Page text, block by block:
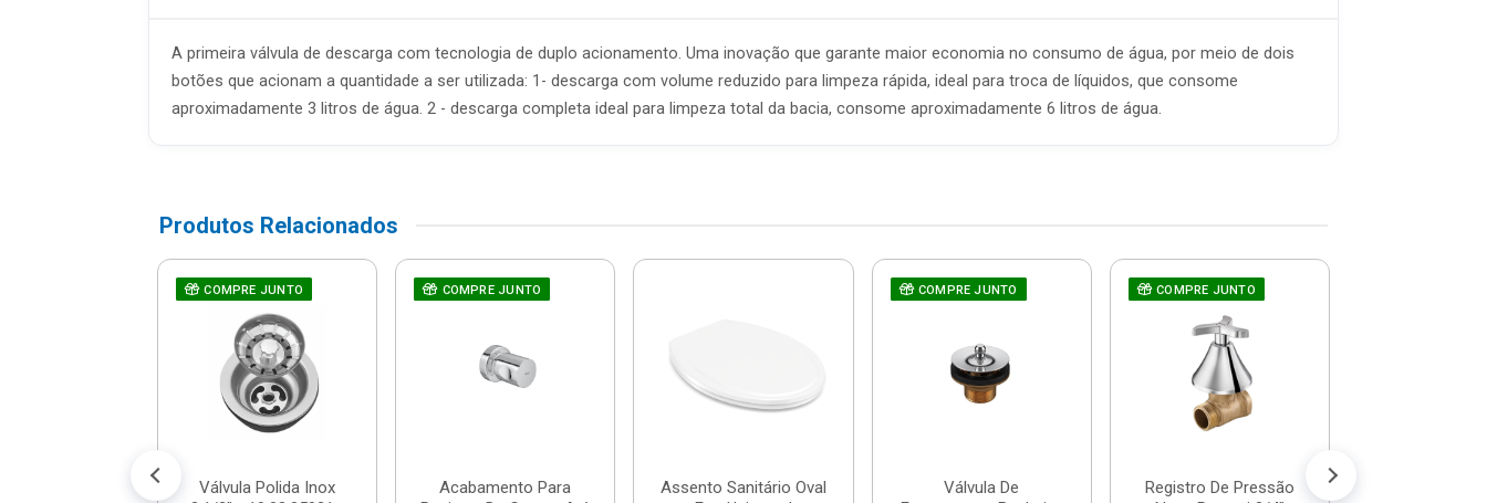
A primeira válvula de descarga com tecnologia de duplo acionamento. Uma inovação que garante maior economia no consumo de água, por meio de dois
botões que acionam a quantidade a ser utilizada: 1- descarga com volume reduzido para limpeza rápida, ideal para troca de líquidos, que consome
aproximadamente 3 litros de água. 2 - descarga completa ideal para limpeza total da bacia, consome aproximadamente 6 litros de água.
Produtos Relacionados
COMPRE JUNTO
Válvula Polida Inox
COMPRE JUNTO
Acabamento Para
Assento Sanitário Oval
COMPRE JUNTO
Válvula De
COMPRE JUNTO
Registro De Pressão